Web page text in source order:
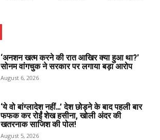
‘अनशन खत्म करने की रात आखिर क्या हुआ था?’
सोनम वांगचुक ने सरकार पर लगाया बड़ा आरोप
August 6, 2026
‘ये वो बांग्लादेश नहीं…’ देश छोड़ने के बाद पहली बार
फफक कर रोईं शेख हसीना, खोली अंदर की
खतरनाक साजिश की पोल!
August 5, 2026